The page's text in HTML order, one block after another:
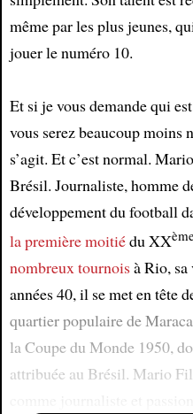
même par les plus jeunes,
jouer le numéro 10.
Et si je vous demande qui
vous serez beaucoup moins
s’agit. Et c’est normal.
Brésil. Journaliste, homme
développement du football
la première moitiédu XX
nombreux tournoisà Rio, sa
années 40, il se met en tête
quartier populaire de
la Coupe du Monde 1950,
attribuée au Brésil. Mario